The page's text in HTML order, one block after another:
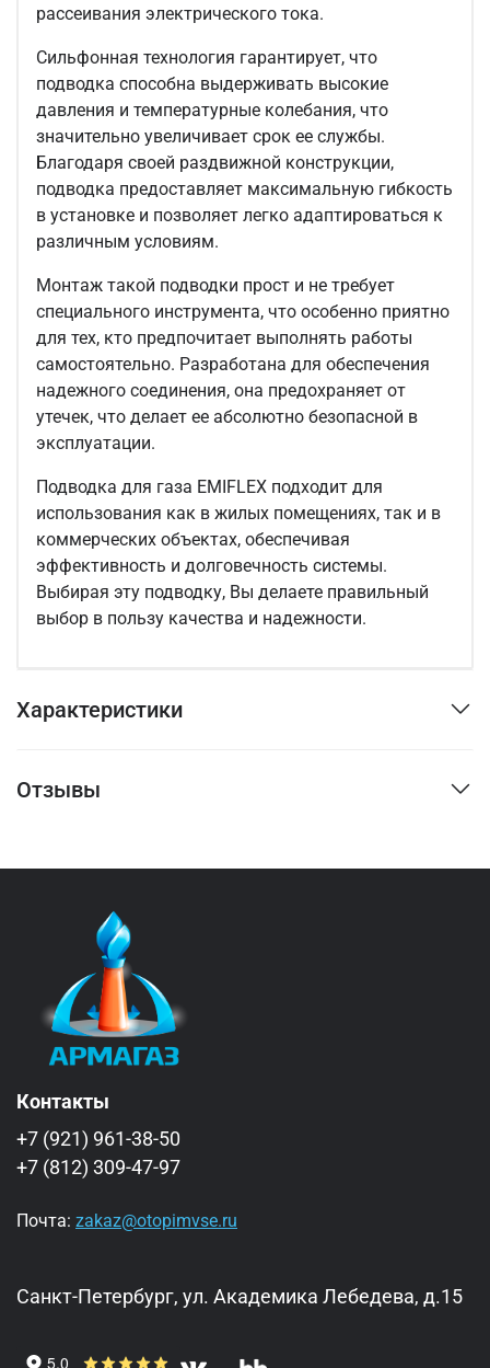
рассеивания электрического тока.
Сильфонная технология гарантирует, что
подводка способна выдерживать высокие
давления и температурные колебания, что
значительно увеличивает срок ее службы.
Благодаря своей раздвижной конструкции,
подводка предоставляет максимальную гибкость
в установке и позволяет легко адаптироваться к
различным условиям.
Монтаж такой подводки прост и не требует
специального инструмента, что особенно приятно
для тех, кто предпочитает выполнять работы
самостоятельно. Разработана для обеспечения
надежного соединения, она предохраняет от
утечек, что делает ее абсолютно безопасной в
эксплуатации.
Подводка для газа EMIFLEX подходит для
использования как в жилых помещениях, так и в
коммерческих объектах, обеспечивая
эффективность и долговечность системы.
Выбирая эту подводку, Вы делаете правильный
выбор в пользу качества и надежности.
Характеристики
Отзывы
Контакты
+7 (921) 961-38-50
+7 (812) 309-47-97
Почта: zakaz@otopimvse.ru
Санкт-Петербург, ул. Академика Лебедева, д.15